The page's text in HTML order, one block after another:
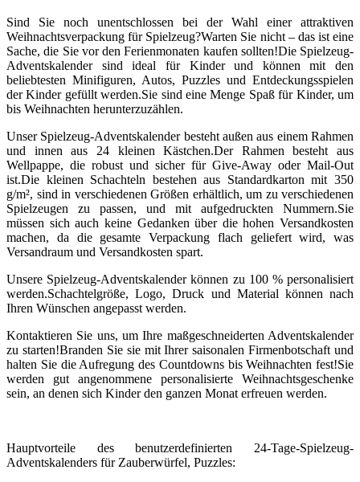
Sind Sie noch unentschlossen bei der Wahl einer attraktiven
Weihnachtsverpackung für Spielzeug?Warten Sie nicht – das ist eine
Sache, die Sie vor den Ferienmonaten kaufen sollten!Die Spielzeug-
Adventskalender sind ideal für Kinder und können mit den
beliebtesten Minifiguren, Autos, Puzzles und Entdeckungsspielen
der Kinder gefüllt werden.Sie sind eine Menge Spaß für Kinder, um
bis Weihnachten herunterzuzählen.
Unser Spielzeug-Adventskalender besteht außen aus einem Rahmen
und innen aus 24 kleinen Kästchen.Der Rahmen besteht aus
Wellpappe, die robust und sicher für Give-Away oder Mail-Out
ist.Die kleinen Schachteln bestehen aus Standardkarton mit 350
g/m², sind in verschiedenen Größen erhältlich, um zu verschiedenen
Spielzeugen zu passen, und mit aufgedruckten Nummern.Sie
müssen sich auch keine Gedanken über die hohen Versandkosten
machen, da die gesamte Verpackung flach geliefert wird, was
Versandraum und Versandkosten spart.
Unsere Spielzeug-Adventskalender können zu 100 % personalisiert
werden.Schachtelgröße, Logo, Druck und Material können nach
Ihren Wünschen angepasst werden.
Kontaktieren Sie uns, um Ihre maßgeschneiderten Adventskalender
zu starten!Branden Sie sie mit Ihrer saisonalen Firmenbotschaft und
halten Sie die Aufregung des Countdowns bis Weihnachten fest!Sie
werden gut angenommene personalisierte Weihnachtsgeschenke
sein, an denen sich Kinder den ganzen Monat erfreuen werden.
Hauptvorteile des benutzerdefinierten 24-Tage-Spielzeug-
Adventskalenders für Zauberwürfel, Puzzles: